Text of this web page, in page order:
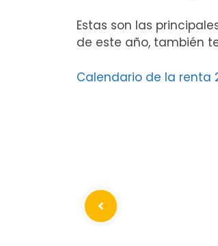
Estas son las
de este año, también
Calendario de la renta